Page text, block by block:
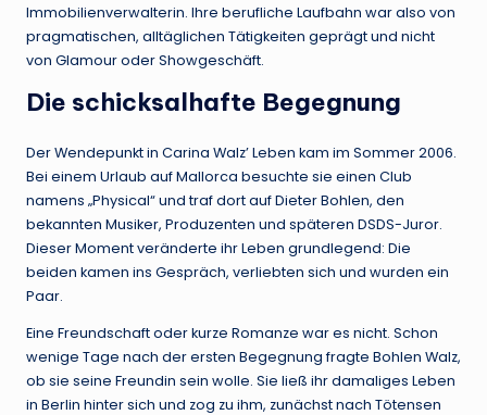
Immobilienverwalterin. Ihre berufliche Laufbahn war also von
pragmatischen, alltäglichen Tätigkeiten geprägt und nicht
von Glamour oder Showgeschäft.
Die schicksalhafte Begegnung
Der Wendepunkt in Carina Walz’ Leben kam im Sommer 2006.
Bei einem Urlaub auf Mallorca besuchte sie einen Club
namens „Physical“ und traf dort auf Dieter Bohlen, den
bekannten Musiker, Produzenten und späteren DSDS-Juror.
Dieser Moment veränderte ihr Leben grundlegend: Die
beiden kamen ins Gespräch, verliebten sich und wurden ein
Paar.
Eine Freundschaft oder kurze Romanze war es nicht. Schon
wenige Tage nach der ersten Begegnung fragte Bohlen Walz,
ob sie seine Freundin sein wolle. Sie ließ ihr damaliges Leben
in Berlin hinter sich und zog zu ihm, zunächst nach Tötensen